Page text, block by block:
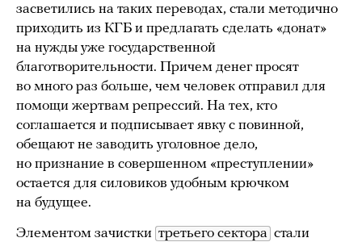
засветились на таких переводах, стали методично
приходить из КГБ и предлагать сделать «донат»
на нужды уже государственной
благотворительности. Причем денег просят
во много раз больше, чем человек отправил для
помощи жертвам репрессий. На тех, кто
соглашается и подписывает явку с повинной,
обещают не заводить уголовное дело,
но признание в совершенном «преступлении»
остается для силовиков удобным крючком
на будущее.
Элементом зачистки третьего сектора стали